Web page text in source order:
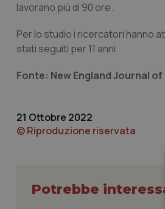
lavorano più di 90 ore.
Per lo studio i ricercatori hanno
stati seguiti per 11 anni.
Fonte: New England Journal
21 Ottobre 2022
© Riproduzione riservata
Potrebbe